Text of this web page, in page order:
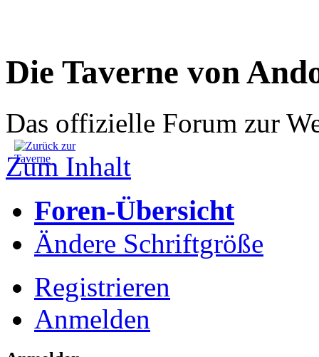
Die Taverne von
Das offizielle Forum zur
Zum Inhalt
Foren-Übersicht
Ändere Schriftgröße
Registrieren
Anmelden